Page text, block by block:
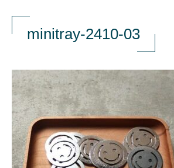
minitray-2410-03